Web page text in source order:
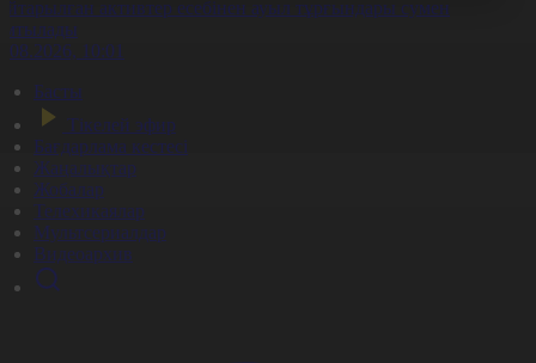
активтер есебінен ауыл тұрғындары сумен
10:01
Басты
Тікелей эфир
Бағдарлама кестесі
Жаңалықтар
Жобалар
Телехикаялар
Мультсериалдар
Видеоархив